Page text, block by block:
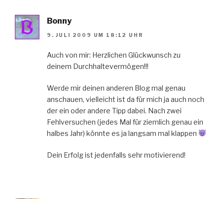
Bonny
9. JULI 2009 UM 18:12 UHR
Auch von mir: Herzlichen Glückwunsch zu
deinem Durchhaltevermögen!!!
Werde mir deinen anderen Blog mal genau
anschauen, vielleicht ist da für mich ja auch noch
der ein oder andere Tipp dabei. Nach zwei
Fehlversuchen (jedes Mal für ziemlich genau ein
halbes Jahr) könnte es ja langsam mal klappen
Dein Erfolg ist jedenfalls sehr motivierend!